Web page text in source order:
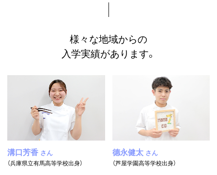
様々な地域からの
入学実績があります。
溝口芳香 さん
（兵庫県立有馬高等学校出身）
德永健太 さん
（芦屋学園高等学校出身）